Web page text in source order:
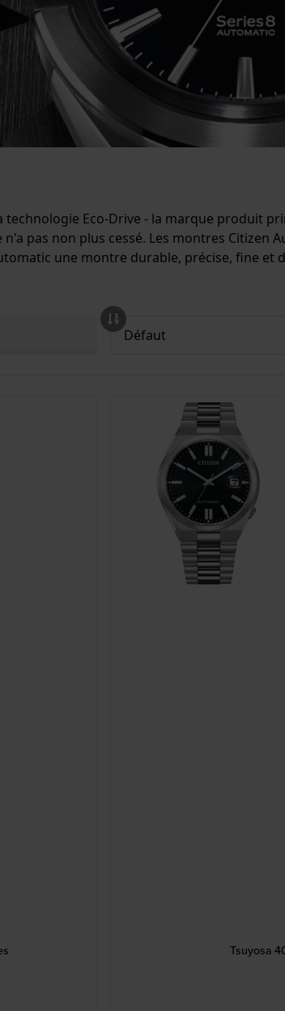
Eco-Drive - la marque produit
pas non plus cessé. Les montres Citizen
une montre durable, précise, fine et
Tsuyosa